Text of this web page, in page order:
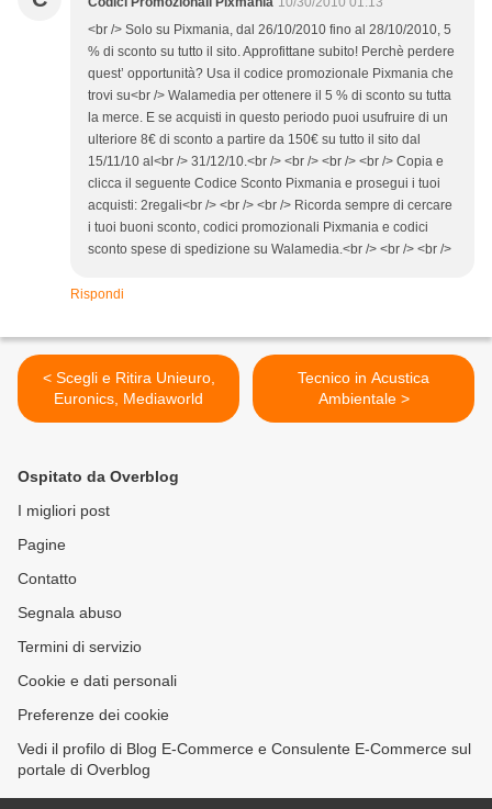
<br /> Solo su Pixmania, dal 26/10/2010 fino al 28/10/2010, 5
% di sconto su tutto il sito. Approfittane subito! Perchè perdere
quest’ opportunità? Usa il codice promozionale Pixmania che
trovi su<br /> Walamedia per ottenere il 5 % di sconto su tutta
la merce. E se acquisti in questo periodo puoi usufruire di un
ulteriore 8€ di sconto a partire da 150€ su tutto il sito dal
15/11/10 al<br /> 31/12/10.<br /> <br /> <br /> <br /> Copia e
clicca il seguente Codice Sconto Pixmania e prosegui i tuoi
acquisti: 2regali<br /> <br /> <br /> Ricorda sempre di cercare
i tuoi buoni sconto, codici promozionali Pixmania e codici
sconto spese di spedizione su Walamedia.<br /> <br /> <br />
Rispondi
< Scegli e Ritira Unieuro,
Euronics, Mediaworld
Tecnico in Acustica
Ambientale >
Ospitato da Overblog
I migliori post
Pagine
Contatto
Segnala abuso
Termini di servizio
Cookie e dati personali
Preferenze dei cookie
Vedi il profilo di Blog E-Commerce e Consulente E-Commerce sul
portale di Overblog